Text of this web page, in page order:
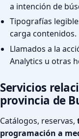
a intención de
Tipografías
carga contenidos.
Llamados a la
Analytics u otras
Servicios
provincia de
Catálogos, reservas,
programación a